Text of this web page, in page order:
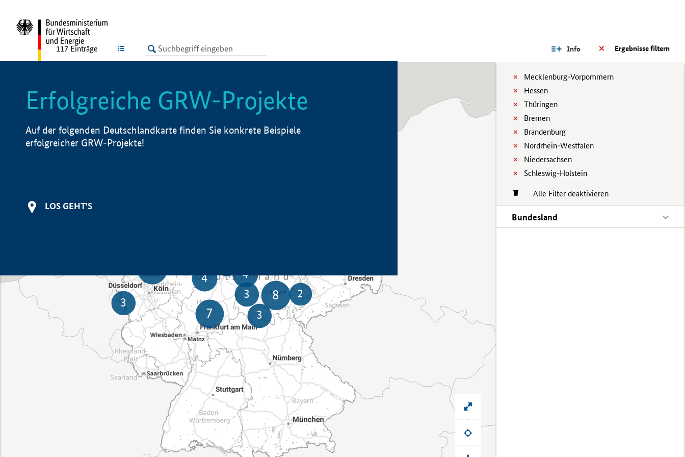
LISTE Ergebnisse filtern
Info
Mecklenburg-Vorpommern
Hessen
Thüringen
Bremen
Brandenburg
Nordrhein-Westfalen
Niedersachsen
Schleswig-Holstein
Alle Filter deaktivieren
Bundesland
117 Einträge
Erfolgreiche GRW-Projekte
Auf der folgenden Deutschlandkarte finden Sie konkrete Beispiele
erfolgreicher GRW-Projekte!
LOS GEHT'S